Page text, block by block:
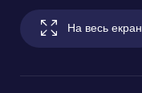
На весь екран